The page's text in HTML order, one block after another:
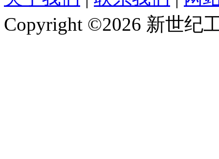
Copyright ©2026 新世纪